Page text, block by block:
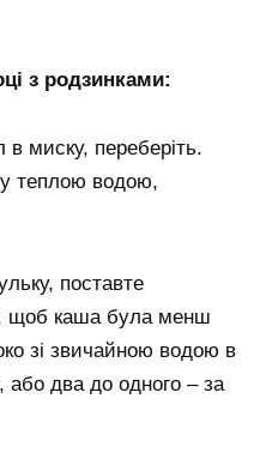
з родзинками:
в миску, переберіть.
теплою водою,
поставте
щоб каша була менш
зі звичайною водою в
або два до одного – за